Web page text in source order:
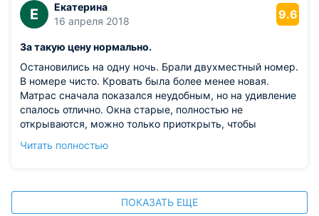
Е
Екатерина
16 апреля 2018
9.6
За такую цену нормально.
Остановились на одну ночь. Брали двухместный номер.
В номере чисто. Кровать была более менее новая.
Матрас сначала показался неудобным, но на удивление
спалось отлично. Окна старые, полностью не
открываются, можно только приоткрыть, чтобы
весной, когда еще не очень жарко - поэтому нам
приезжих сначала немного смущало, но дискомфорта
они не доставляли. В целом за такие деньги все
Читать полностью
ПОКАЗАТЬ ЕЩЕ